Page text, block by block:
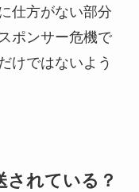
仕方がない部分
ポンサー危機で
けではないよう
れている？